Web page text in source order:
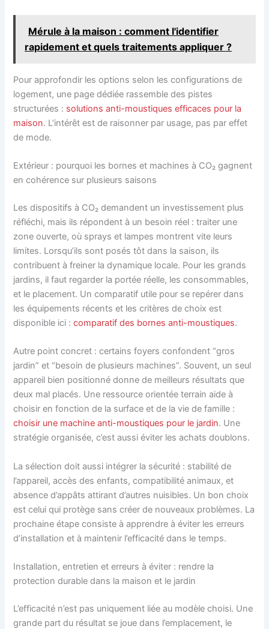
Mérule à la maison : comment l'identifier
rapidement et quels traitements appliquer ?
Pour approfondir les options selon les configurations de
logement, une page dédiée rassemble des pistes
structurées : solutions anti-moustiques efficaces pour la
maison. L’intérêt est de raisonner par usage, pas par effet
de mode.
Extérieur : pourquoi les bornes et machines à CO₂ gagnent
en cohérence sur plusieurs saisons
Les dispositifs à CO₂ demandent un investissement plus
réfléchi, mais ils répondent à un besoin réel : traiter une
zone ouverte, où sprays et lampes montrent vite leurs
limites. Lorsqu’ils sont posés tôt dans la saison, ils
contribuent à freiner la dynamique locale. Pour les grands
jardins, il faut regarder la portée réelle, les consommables,
et le placement. Un comparatif utile pour se repérer dans
les équipements récents et les critères de choix est
disponible ici :comparatif des bornes anti-moustiques.
Autre point concret : certains foyers confondent “gros
jardin” et “besoin de plusieurs machines”. Souvent, un seul
appareil bien positionné donne de meilleurs résultats que
deux mal placés. Une ressource orientée terrain aide à
choisir en fonction de la surface et de la vie de famille :
choisir une machine anti-moustiques pour le jardin. Une
stratégie organisée, c’est aussi éviter les achats doublons.
La sélection doit aussi intégrer la sécurité : stabilité de
l’appareil, accès des enfants, compatibilité animaux, et
absence d’appâts attirant d’autres nuisibles. Un bon choix
est celui qui protège sans créer de nouveaux problèmes. La
prochaine étape consiste à apprendre à éviter les erreurs
d’installation et à maintenir l’efficacité dans le temps.
Installation, entretien et erreurs à éviter : rendre la
protection durable dans la maison et le jardin
L’efficacité n’est pas uniquement liée au modèle choisi. Une
grande part du résultat se joue dans l’emplacement, le